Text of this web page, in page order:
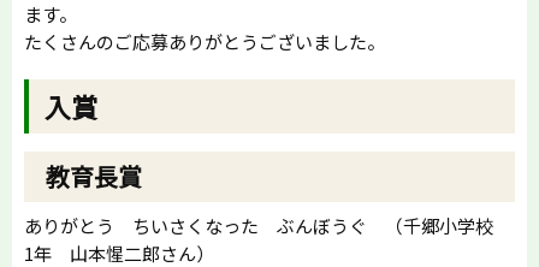
ます。
たくさんのご応募ありがとうございました。
入賞
教育長賞
ありがとう ちいさくなった ぶんぼうぐ （千郷小学校
1年 山本惺二郎さん）